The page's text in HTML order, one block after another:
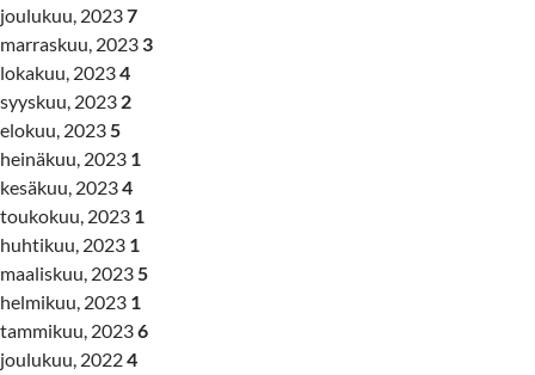
joulukuu, 20237
marraskuu, 2023 3
lokakuu, 20234
syyskuu, 2023 2
elokuu, 20235
heinäkuu, 2023 1
kesäkuu, 20234
toukokuu, 2023 1
huhtikuu, 2023 1
maaliskuu, 20235
helmikuu, 2023 1
tammikuu, 20236
joulukuu, 20224